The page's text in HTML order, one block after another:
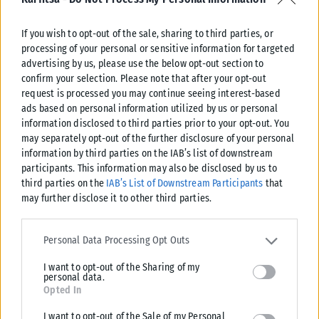
If you wish to opt-out of the sale, sharing to third parties, or
processing of your personal or sensitive information for targeted
advertising by us, please use the below opt-out section to
confirm your selection. Please note that after your opt-out
request is processed you may continue seeing interest-based
ads based on personal information utilized by us or personal
information disclosed to third parties prior to your opt-out. You
may separately opt-out of the further disclosure of your personal
information by third parties on the IAB’s list of downstream
participants. This information may also be disclosed by us to
third parties on the IAB’s List of Downstream Participants that
may further disclose it to other third parties.
Please note that this website/app uses one or more Google
services and may gather and store information including but not
deny consent to Google and its third-party tags to use your data
for below specified purposes in below Google consent section.
Personal Data Processing Opt Outs
I want to opt-out of the Sharing of my
personal data.
Opted In
I want to opt-out of the Sale of my Personal
νομοθεσίας της Νέας Δημοκρατίας για τη νομιμοποίηση του
γάμου μεταξύ ομοφυλοφίλων και δήλωσε ότι η ομοφυλοφιλία
είναι αμαρτία».
Ταυτόχρονα, η Αφροδίτη Λατινοπούλου διευκρίνισε σε
ζωντανή τηλεοπτική εκπομπή ότι η «Φωνή Λογικής» θαυμάζει
τόσο τη Μαρί Λεπέν όσο και τη Τζόρτζια Μελόνι γιατί δίνουν
προτεραιότητα στο λαό τους έναντι των άλλων χωρών και
τόνισε ότι«Η Μελόνι και η Λεπέν δεν είναι Ακροδεξιά».
της ισλαμοποίησης, της λαθρομετανάστευσης και υπέρ της
πυρηνικής και της παραδοσιακής οικογένειας
. Η ίδια ανέφερε
δεν υπάρχει ακροδεξιά σήμερα
Ερωτηθείσα μάλιστασε ποια ευρωομάδαθα ενταχθεί η κυρία